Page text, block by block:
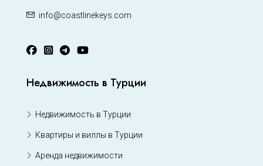
info@coastlinekeys.com
Недвижимость в Турции
Недвижимость в Турции
Квартиры и виллы в Турции
Аренда недвижимости